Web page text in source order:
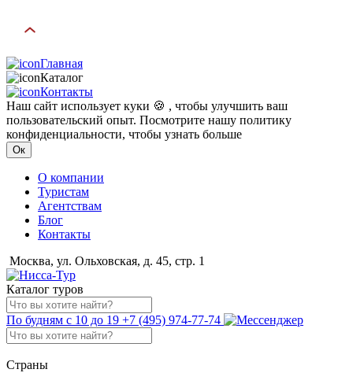
Главная
Каталог
Контакты
Наш сайт использует куки 🍪 , чтобы улучшить ваш
пользовательский опыт. Посмотрите нашу политику
конфиденциальности, чтобы узнать больше
Ок
О компании
Туристам
Агентствам
Блог
Контакты
Москва, ул. Ольховская, д. 45, стр. 1
Каталог туров
По будням с 10 до 19 +7 (495) 974-77-74
Страны